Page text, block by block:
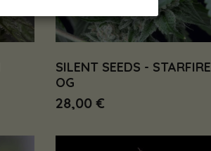
SILENT SEEDS - STARFIRE
OG
28,00 €